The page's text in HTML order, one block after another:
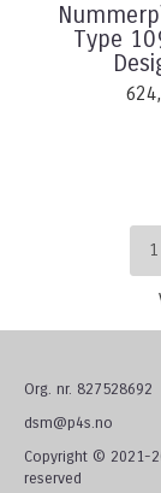
Type
1
Org. nr. 827528692
dsm@p4s.no
Copyright © 2021-
reserved